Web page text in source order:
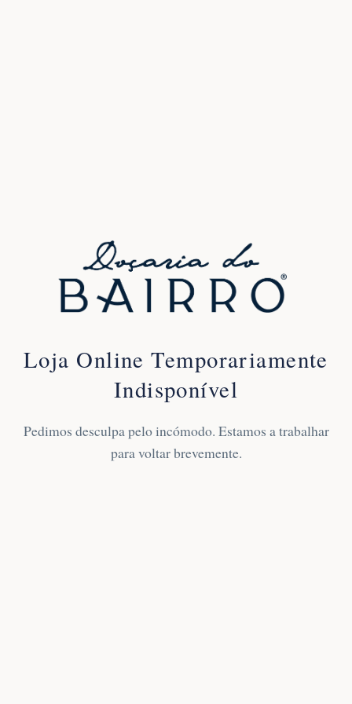
Loja Online Temporariamente
Indisponível
Pedimos desculpa pelo incómodo. Estamos a trabalhar
para voltar brevemente.